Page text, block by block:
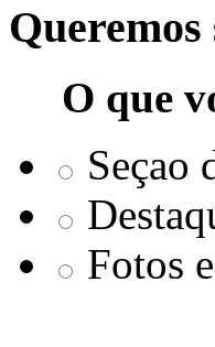
O que
Seçao
Fotos